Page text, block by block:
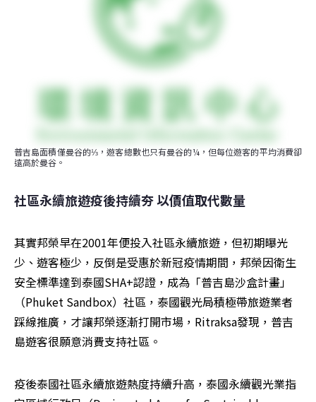
普吉島面積僅曼谷的⅓，遊客總數也只有曼谷的¼，但每位遊客的平均消費卻
遠高於曼谷。
社區永續旅遊疫後持續夯 以價值取代數量
其實邦榮早在2001年便投入社區永續旅遊，但初期曝光
少、遊客極少，反倒是受惠於新冠疫情期間，邦榮因衛生
安全標準達到泰國SHA+認證，成為「普吉島沙盒計畫」
（Phuket Sandbox）社區，泰國觀光局積極帶旅遊業者
踩線推廣，才讓邦榮逐漸打開市場，Ritraksa發現，普吉
島遊客很願意消費支持社區。
疫後泰國社區永續旅遊熱度持續升高，泰國永續觀光業指